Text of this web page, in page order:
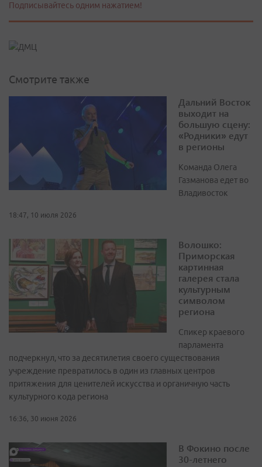
Подписывайтесь одним нажатием!
Смотрите также
Дальний Восток
выходит на
большую сцену:
«Родники» едут
в регионы
Команда Олега
Газманова едет во
Владивосток
18:47, 10 июля 2026
Волошко:
Приморская
картинная
галерея стала
культурным
символом
региона
Спикер краевого
парламента
подчеркнул, что за десятилетия своего существования
учреждение превратилось в один из главных центров
притяжения для ценителей искусства и органичную часть
культурного кода региона
16:36, 30 июня 2026
В Фокино после
30-летнего